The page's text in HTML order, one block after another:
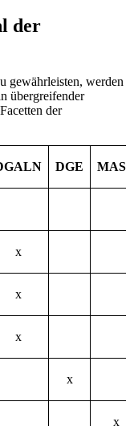
der
gewährleisten, werden
übergreifender
der
DGE MASA
x
x
x
x
x